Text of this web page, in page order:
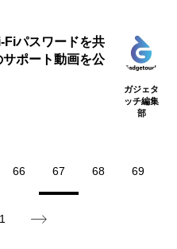
パスワードを共
ポート動画を公
ガジェタ
ッチ編集
部
66 67 68 69